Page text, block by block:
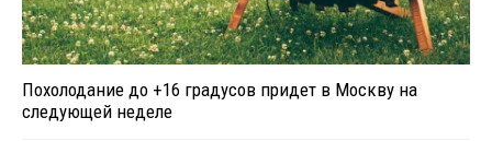
Похолодание до +16 градусов придет в Москву на
следующей неделе